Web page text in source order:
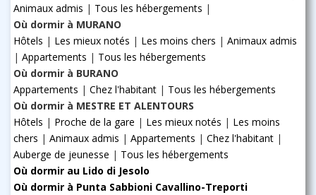
Animaux admis | Tous les hébergements |
Où dormir à MURANO
Hôtels | Les mieux notés | Les moins chers | Animaux admis
| Appartements | Tous les hébergements
Où dormir à BURANO
Appartements | Chez l'habitant | Tous les hébergements
Où dormir à MESTRE ET ALENTOURS
Hôtels | Proche de la gare | Les mieux notés | Les moins
chers | Animaux admis | Appartements | Chez l'habitant |
Auberge de jeunesse | Tous les hébergements
Où dormir au Lido di Jesolo
Où dormir à Punta Sabbioni Cavallino-Treporti